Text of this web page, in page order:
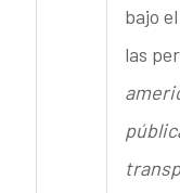
bajo
las